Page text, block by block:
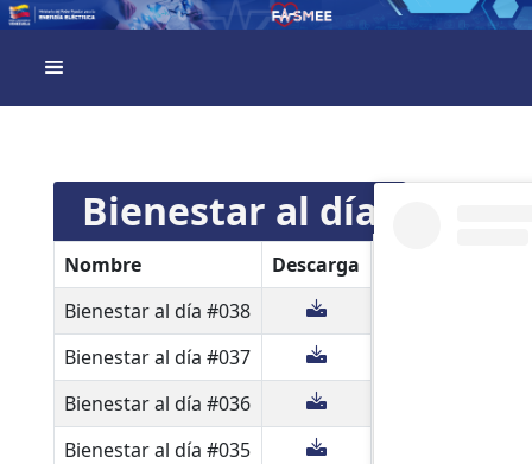
Bienestar al día
Nombre
Descarga
Bienestar al día #038
Bienestar al día #037
Bienestar al día #036
Bienestar al día #035